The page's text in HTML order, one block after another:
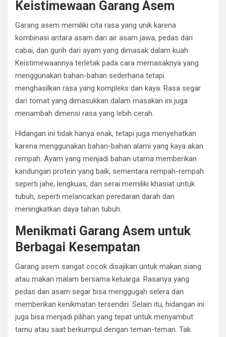
Keistimewaan Garang Asem
Garang asem memiliki cita rasa yang unik karena
kombinasi antara asam dari air asam jawa, pedas dari
cabai, dan gurih dari ayam yang dimasak dalam kuah.
Keistimewaannya terletak pada cara memasaknya yang
menggunakan bahan-bahan sederhana tetapi
menghasilkan rasa yang kompleks dan kaya. Rasa segar
dari tomat yang dimasukkan dalam masakan ini juga
menambah dimensi rasa yang lebih cerah.
Hidangan ini tidak hanya enak, tetapi juga menyehatkan
karena menggunakan bahan-bahan alami yang kaya akan
rempah. Ayam yang menjadi bahan utama memberikan
kandungan protein yang baik, sementara rempah-rempah
seperti jahe, lengkuas, dan serai memiliki khasiat untuk
tubuh, seperti melancarkan peredaran darah dan
meningkatkan daya tahan tubuh.
Menikmati Garang Asem untuk
Berbagai Kesempatan
Garang asem sangat cocok disajikan untuk makan siang
atau makan malam bersama keluarga. Rasanya yang
pedas dan asam segar bisa menggugah selera dan
memberikan kenikmatan tersendiri. Selain itu, hidangan ini
juga bisa menjadi pilihan yang tepat untuk menyambut
tamu atau saat berkumpul dengan teman-teman. Tak